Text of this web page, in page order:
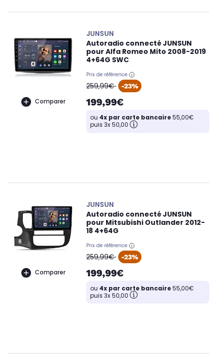
Comparer
JUNSUN
Autoradio connecté JUNSUN
pour Alfa Romeo Mito 2008-2019
4+64G SWC
Prix de référence
oldPrice
259,99€ -23%
199,99€
ou 4x par carte bancaire55,00€
puis 3x 50,00
Comparer
JUNSUN
Autoradio connecté JUNSUN
pour Mitsubishi Outlander 2012-
18 4+64G
Prix de référence
oldPrice
259,99€ -23%
199,99€
ou 4x par carte bancaire55,00€
puis 3x 50,00